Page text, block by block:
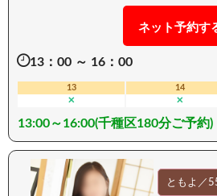
歴を持ち、立ち居振る舞いの美
はまさに一流です。 現在はマッサージのお仕事に
も携わっており、触れ方ひとつ
優しさが感じられます。 繊細で感受性が高く、触
れ合いの中で素直に伝わる反応
とつ。 特にフェラは得意分野。 器用に動く舌先と
緩急のあるテクニックで、じ
を演出してくれます。 清楚な雰囲気の中に秘めた
情熱。 大人の余裕と感度の高さを兼ね備えた、特
ネット予約す
13：00 ～ 16：00
13
✕
14
✕
13:00～16:00(千種区180分ご予約)
ともよ／